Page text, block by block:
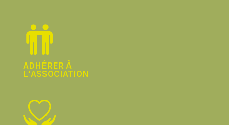
ADHÉRER À
L’ASSOCIATION